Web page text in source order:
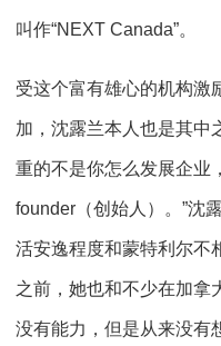
叫作“NEXT Canada”。
受这个富有雄心的机构激
加，沈露兰本人也是其中
重的不是你怎么发展企业
founder（创始人）。”沈
活安逸程度和蒙特利尔不
之前，她也和不少在加拿
没有能力，但是从来没有